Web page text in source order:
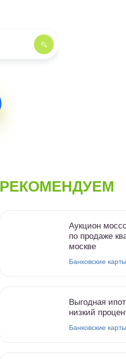
РЕКОМЕНДУЕМ
Аукцион
по продаже
москве
Банковские карты
Выгодная
низкий
Банковские карты